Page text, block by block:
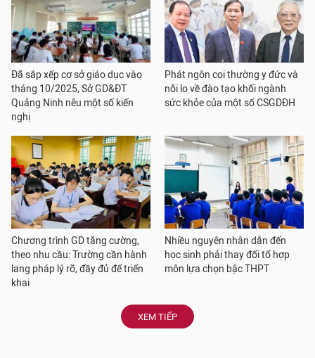
Đã sắp xếp cơ sở giáo dục vào
tháng 10/2025, Sở GD&ĐT
Quảng Ninh nêu một số kiến
nghị
Phát ngôn coi thường y đức và
nỗi lo về đào tạo khối ngành
sức khỏe của một số CSGDĐH
Chương trình GD tăng cường,
theo nhu cầu: Trường cần hành
lang pháp lý rõ, đầy đủ để triển
khai
Nhiều nguyên nhân dẫn đến
học sinh phải thay đổi tổ hợp
môn lựa chọn bậc THPT
XEM TIẾP